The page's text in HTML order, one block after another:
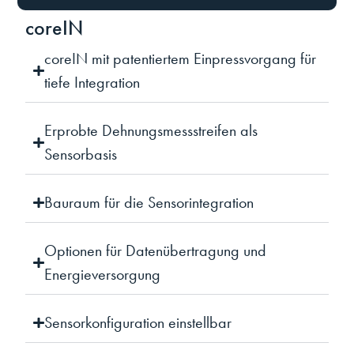
coreIN
coreIN mit patentiertem Einpressvorgang für
tiefe Integration
Erprobte Dehnungsmessstreifen als
Sensorbasis
Bauraum für die Sensorintegration
Optionen für Datenübertragung und
Energieversorgung
Sensorkonfiguration einstellbar